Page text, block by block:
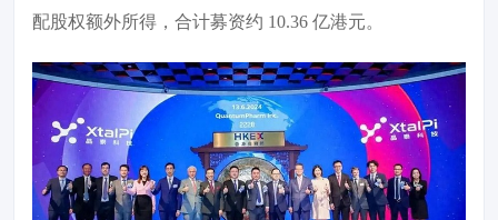
配股权额外所得，合计募资约 10.36 亿港元。